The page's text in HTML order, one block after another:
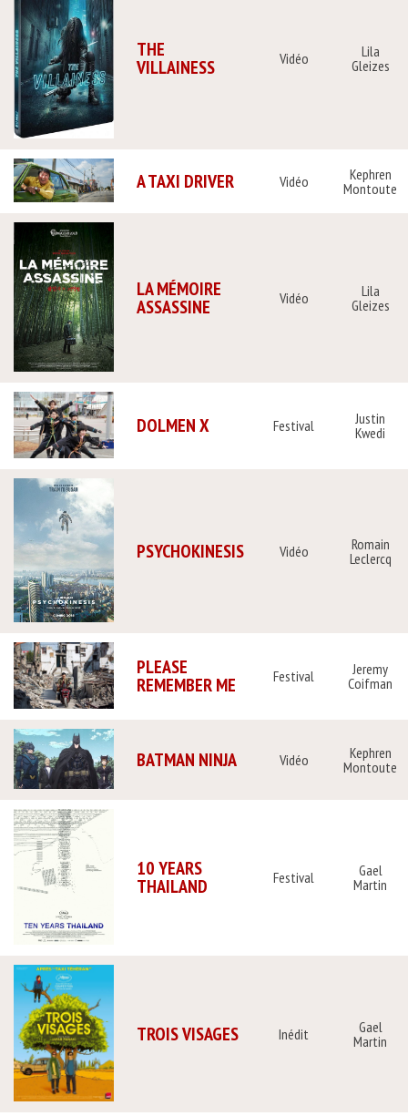
THE
VILLAINESS Vidéo
Lila
Gleizes
A TAXI DRIVER Vidéo
Kephren
Montoute
LA MÉMOIRE
ASSASSINE Vidéo
Lila
Gleizes
DOLMEN X Festival
Justin
Kwedi
PSYCHOKINESIS Vidéo
Romain
Leclercq
PLEASE
REMEMBER ME Festival
Jeremy
Coifman
BATMAN NINJA Vidéo
Kephren
Montoute
10 YEARS
THAILAND Festival
Gael
Martin
TROIS VISAGES Inédit
Gael
Martin